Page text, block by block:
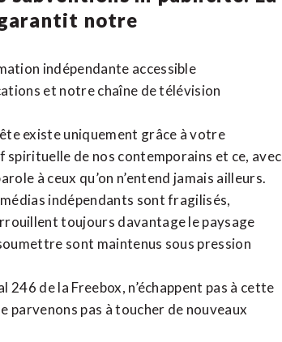
notre
indépendante accessible
et notrechaîne de télévision
existe uniquement grâce à votre
spirituelle de nos contemporains et ce, avec
à ceux qu’on n’entend jamais ailleurs.
indépendants sont fragilisés,
toujours davantage le paysage
sont maintenus sous pression
de la Freebox, n’échappent pas à cette
parvenons pas à toucher de nouveaux